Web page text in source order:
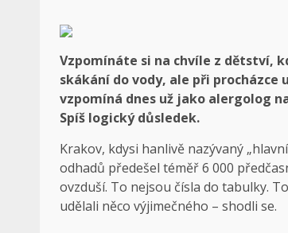
Vzpomínáte si na chvíle z dětství,
skákání do vody, ale při
vzpomíná dnes už jako alergolog
Spíš logický důsledek.
Krakov, kdysi hanlivě nazývaný
odhadů předešel téměř 6 000
ovzduší. To nejsou čísla do tabulky.
udělali něco výjimečného – shodli se.